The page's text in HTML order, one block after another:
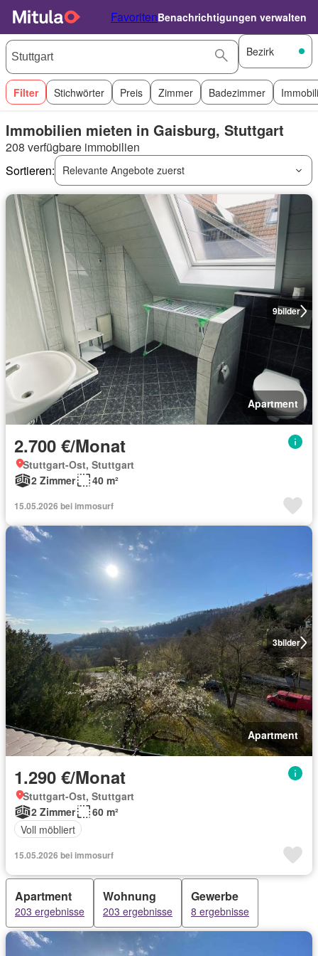
FavoritenBenachrichtigungen verwalten
Bezirk
Filter Stichwörter Preis Zimmer Badezimmer
Immobilien mieten in Gaisburg, Stuttgart
208 verfügbare immobilien
Sortieren:
Relevante Angebote zuerst
9bilder
Apartment
2.700 €/Monat
Stuttgart-Ost, Stuttgart
2 Zimmer
40 m²
15.05.2026 bei immosurf
3bilder
Apartment
1.290 €/Monat
Stuttgart-Ost, Stuttgart
2 Zimmer
60 m²
Voll möbliert
15.05.2026 bei immosurf
Apartment
203 ergebnisse
Wohnung
203 ergebnisse
Gewerbe
8 ergebnisse